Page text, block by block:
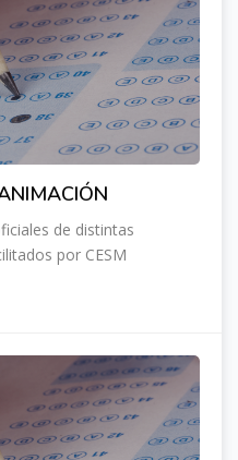
de distintas
por CESM